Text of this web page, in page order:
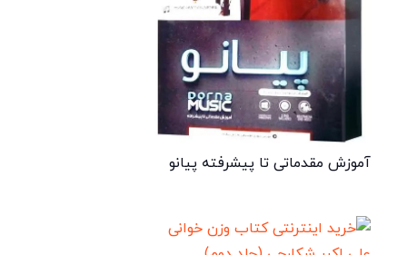
آموزش مقدماتی تا پیشرفته پیانو